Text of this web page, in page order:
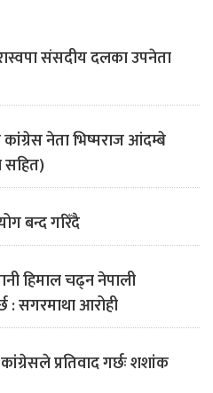
संसदीय दलका उपनेता
नेता भिष्मराज आंदम्बे
सहित)
बन्द गरिँदै
हिमाल चढ्न नेपाली
: सगरमाथा आरोही
प्रतिवाद गर्छः शशांक